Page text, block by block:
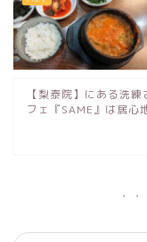
【梨泰院】にある洗
フェ『SAME』は居心